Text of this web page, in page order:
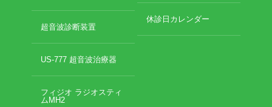
超音波診断装置
US-777 超音波治療器
フィジオ ラジオスティ
ムMH2
休診日カレンダー